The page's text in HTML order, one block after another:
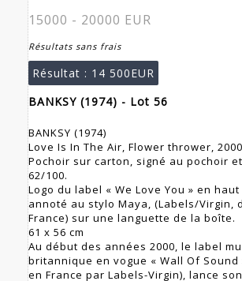
15000 - 20000 EUR
Résultats sans frais
Résultat : 14 500EUR
BANKSY (1974) - Lot 56
BANKSY (1974)
Love Is In The Air, Flower thrower, 2000
Pochoir sur carton, signé au pochoir
62/100.
Logo du label « We Love You » en
annoté au stylo Maya, (Labels/Virgin,
France) sur une languette de la boîte.
61 x 56 cm
Au début des années 2000, le label
britannique en vogue « Wall Of Sound
en France par Labels-Virgin), lance